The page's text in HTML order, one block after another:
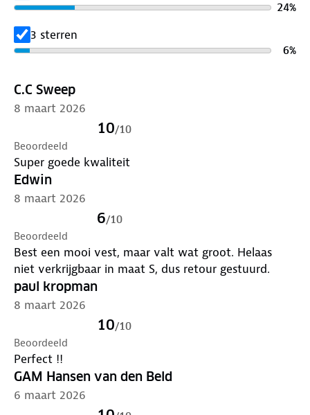
24%
3 sterren
6%
C.C Sweep
8 maart 2026
10/10
Beoordeeld
Super goede kwaliteit
Edwin
8 maart 2026
6/10
Beoordeeld
Best een mooi vest, maar valt wat groot. Helaas
niet verkrijgbaar in maat S, dus retour gestuurd.
paul kropman
8 maart 2026
10/10
Beoordeeld
Perfect !!
GAM Hansen van den Beld
6 maart 2026